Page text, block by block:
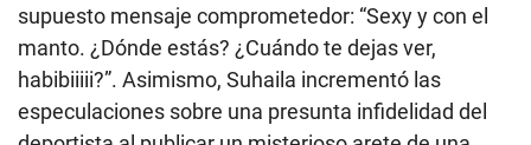
supuesto mensaje comprometedor: “Sexy y con el
manto. ¿Dónde estás? ¿Cuándo te dejas ver,
habibiiiii?”. Asimismo, Suhaila incrementó las
especulaciones sobre una presunta infidelidad del